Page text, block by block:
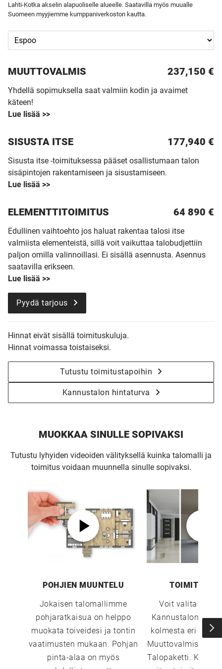
Lahti-Kotka akselin alapuoliselle alueelle. Saatavilla myös muualle
Suomeen myyjiemme kumppaniverkoston kautta.
MUUTTO­VALMIS 237,150 €
Yhdellä sopimuksella saat valmiin kodin ja avaimet
käteen!
Lue lisää >>
SISUSTA ITSE 177,940 €
Sisusta itse -toimituksessa pääset osallistumaan talon
sisäpintojen rakentamiseen ja sisustamiseen.
Lue lisää >>
ELEMENTTITOIMITUS 64 890 €
Edullinen vaihtoehto jos haluat rakentaa talosi itse
valmiista elementeistä, sillä voit vaikuttaa talobudjettiin
paljon omilla valinnoillasi. Ei sisällä asennusta. Asennus
saatavilla erikseen.
Lue lisää >>
Pyydä tarjous
Hinnat eivät sisällä toimituskuluja.
Hinnat voimassa toistaiseksi.
Tutustu toimitustapoihin
Kannustalon hintaturva
MUOKKAA SINULLE SOPIVAKSI
Tutustu lyhyiden videoiden välityksellä kuinka talomalli ja
toimitus voidaan muunnella sinulle sopivaksi.
POHJIEN MUUNTELU
Jokaisen talomallimme
pohjaratkaisua on helppo
muokata toiveidesi ja tontin
vaatimusten mukaan. Pohjan
pinta-alaa on myös
Voit valita
Kannustalon
kolmesta eri
Muuttovalmis,
Talopaketti. Katso